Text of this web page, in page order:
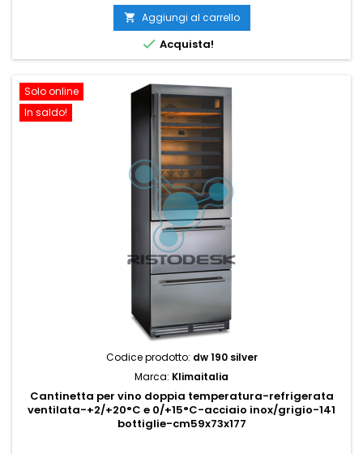
 Aggiungi al carrello
 Acquista!
Solo online
In saldo!
Codice prodotto: dw 190 silver
Marca: Klimaitalia
Cantinetta per vino doppia temperatura-refrigerata
ventilata-+2/+20°C e 0/+15°C-acciaio inox/grigio-141
bottiglie-cm59x73x177